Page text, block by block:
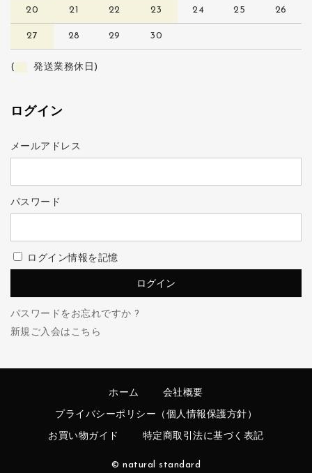
20 21 22 23 24 25 26
27 28 29 30
( 発送業務休日)
ログイン
メールアドレス
パスワード
ログイン情報を記憶
パスワードをお忘れですか ?
新規ご入会はこちら
ホーム 会社概要
プライバシーポリシー（個人情報保護方針）
お買い物ガイド 特定商取引法に基づく表記
© natural standard